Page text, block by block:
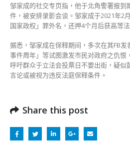
中
邹家成的社交专页指，他于北角警署报到
件，被安排录影会谈。邹家成于2021年2
国家政权」罪外名，还押4个月后获高等
据悉，邹家成在保释期间，多次在其FB
事件周年」等试图激发市民对政府之仇恨
呼吁群众于立法会投票日不要出街，疑似
言论或被视为违反法庭保释条件。
Share this post